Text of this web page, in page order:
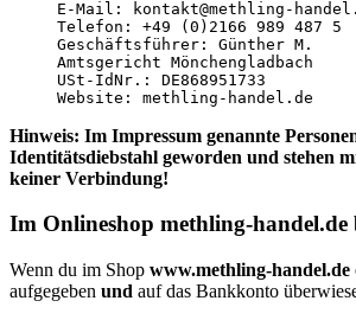
E-Mail: kontakt@methling-
Telefon: +49 (0)2166 989 487 5
Geschäftsführer: Günther M.
Amtsgericht Mönchengladbach
USt-IdNr.: DE868951733
Website: methling-handel.de
Hinweis: Im Impressum genannte
Identitätsdiebstahl geworden und stehen
keiner Verbindung!
Im Onlineshop methling-handel.de
Wenn du im Shop www.methling-handel.de
aufgegeben und auf das Bankkonto